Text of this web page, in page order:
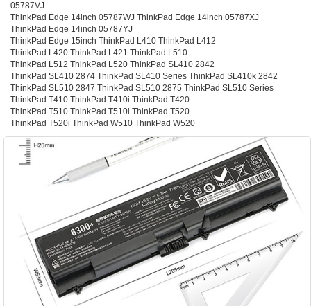
05787VJ
ThinkPad Edge 14inch 05787WJ ThinkPad Edge 14inch 05787XJ
ThinkPad Edge 14inch 05787YJ
ThinkPad Edge 15inch ThinkPad L410 ThinkPad L412
ThinkPad L420 ThinkPad L421 ThinkPad L510
ThinkPad L512 ThinkPad L520 ThinkPad SL410 2842
ThinkPad SL410 2874 ThinkPad SL410 Series ThinkPad SL410k 2842
ThinkPad SL510 2847 ThinkPad SL510 2875 ThinkPad SL510 Series
ThinkPad T410 ThinkPad T410i ThinkPad T420
ThinkPad T510 ThinkPad T510i ThinkPad T520
ThinkPad T520i ThinkPad W510 ThinkPad W520